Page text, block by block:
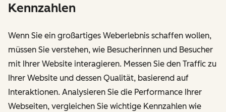
Kennzahlen
Wenn Sie ein großartiges Weberlebnis schaffen wollen,
müssen Sie verstehen, wie Besucherinnen und Besucher
mit Ihrer Website interagieren. Messen Sie den Traffic zu
Ihrer Website und dessen Qualität, basierend auf
Interaktionen. Analysieren Sie die Performance Ihrer
Webseiten, vergleichen Sie wichtige Kennzahlen wie